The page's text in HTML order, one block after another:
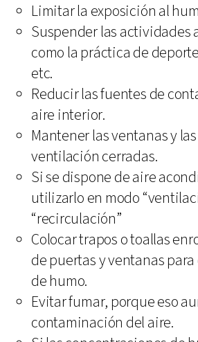
Limitar la exposición al
Suspender las actividades
como la práctica de
etc.
Reducir las fuentes de
aire interior.
Mantener las ventanas y
ventilación cerradas.
Si se dispone de aire
utilizarlo en modo
“recirculación”
Colocar trapos o toallas
de puertas y ventanas
de humo.
Evitar fumar, porque eso
contaminación del aire.